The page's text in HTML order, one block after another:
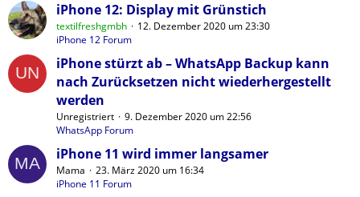
iPhone 12: Display mit Grünstich
textilfreshgmbh
12. Dezember 2020 um 23:30
iPhone 12 Forum
iPhone stürzt ab – WhatsApp Backup kann
nach Zurücksetzen nicht wiederhergestellt
werden
Unregistriert
9. Dezember 2020 um 22:56
WhatsApp Forum
iPhone 11 wird immer langsamer
Mama
23. März 2020 um 16:34
iPhone 11 Forum